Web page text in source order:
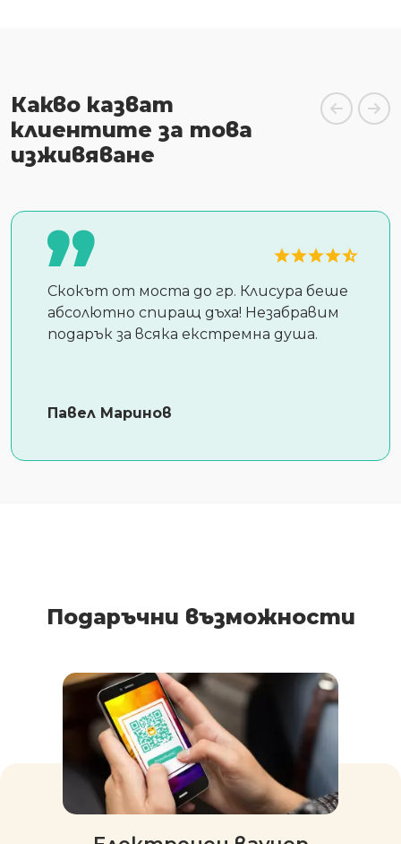
Какво казват
клиентите за това
изживяване
Скокът от моста до гр. Клисура беше
абсолютно спиращ дъха! Незабравим
подарък за всяка екстремна душа.
Павел Маринов
Подаръчни възможности